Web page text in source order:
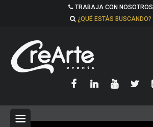
TRABAJA CON NOSOTROS
¿QUÉ ESTÁS BUSCANDO?